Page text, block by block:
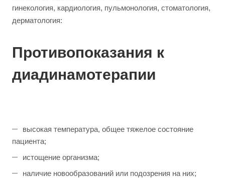
гинекология, кардиология, пульмонология, стоматология,
дерматология:
Противопоказания к
диадинамотерапии
высокая температура, общее тяжелое состояние
пациента;
истощение организма;
наличие новообразований или подозрения на них;